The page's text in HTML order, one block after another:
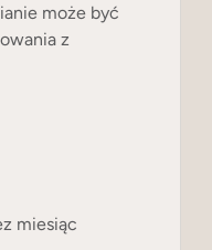
może być
z
miesiąc